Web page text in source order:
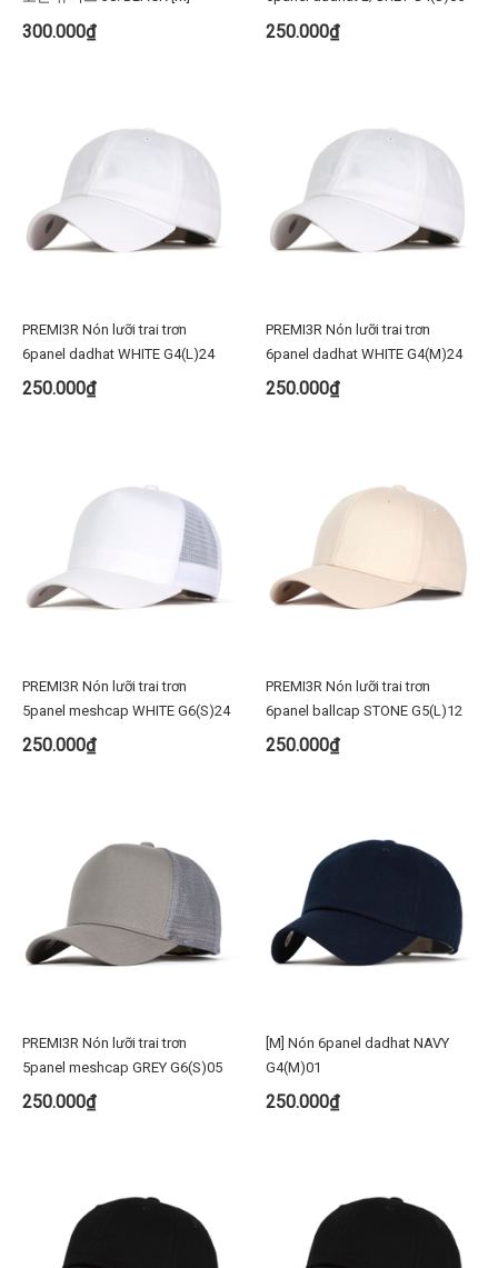
300.000₫ 250.000₫
PREMI3R Nón lưỡi trai trơn
6panel dadhat WHITE G4(L)24
250.000₫
PREMI3R Nón lưỡi trai trơn
6panel dadhat WHITE G4(M)24
250.000₫
PREMI3R Nón lưỡi trai trơn
5panel meshcap WHITE G6(S)24
250.000₫
PREMI3R Nón lưỡi trai trơn
6panel ballcap STONE G5(L)12
250.000₫
PREMI3R Nón lưỡi trai trơn
5panel meshcap GREY G6(S)05
250.000₫
[M] Nón 6panel dadhat NAVY
G4(M)01
250.000₫